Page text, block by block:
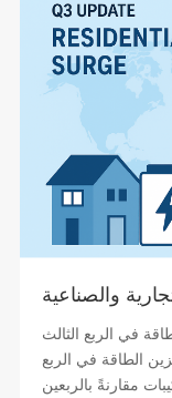
في الربع الثالث
الطاقة في الربع
مقارنةً بالربعين